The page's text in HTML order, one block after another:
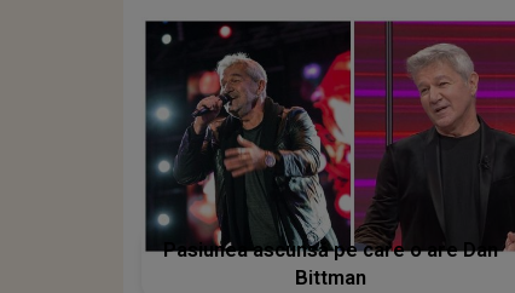
Pasiunea ascunsă pe care o are Dan
Bittman